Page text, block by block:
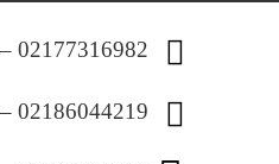
02177316982 – 02146018353
02186044219 – 02188522899